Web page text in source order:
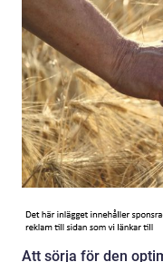
Att sörja för den